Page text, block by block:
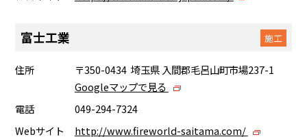
富士工業 施工
住所
〒350-0434 埼玉県 入間郡毛呂山町市場237-1
Googleマップで見る
電話
049-294-7324
Webサイト
http://www.fireworld-saitama.com/